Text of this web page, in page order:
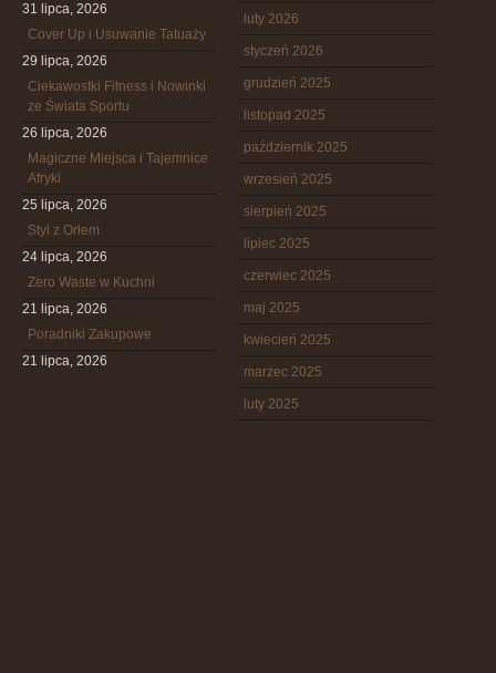
31 lipca, 2026
Cover Up i Usuwanie Tatuaży
29 lipca, 2026
Ciekawostki Fitness i Nowinki
ze Świata Sportu
26 lipca, 2026
Magiczne Miejsca i Tajemnice
Afryki
25 lipca, 2026
Styl z Orłem
24 lipca, 2026
Zero Waste w Kuchni
21 lipca, 2026
Poradniki Zakupowe
21 lipca, 2026
luty 2026
styczeń 2026
grudzień 2025
listopad 2025
październik 2025
wrzesień 2025
sierpień 2025
lipiec 2025
czerwiec 2025
maj 2025
kwiecień 2025
marzec 2025
luty 2025